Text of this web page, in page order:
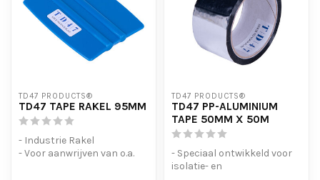
TD47 PRODUCTS®
TD47 TAPE RAKEL 95MM
- Industrie Rakel
- Voor aanwrijven van o.a.
TD47 PRODUCTS®
TD47 PP-ALUMINIUM
TAPE 50MM X 50M
- Speciaal ontwikkeld voor
isolatie- en